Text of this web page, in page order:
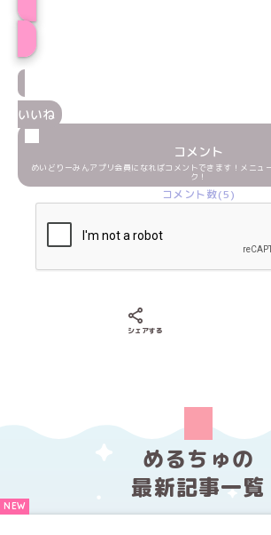
いいね
コメント
めいどりーみんアプリ会員になればコメントできます！メニュ
ク！
コメント数(5)
シェアする
めるちゅの
最新記事一覧